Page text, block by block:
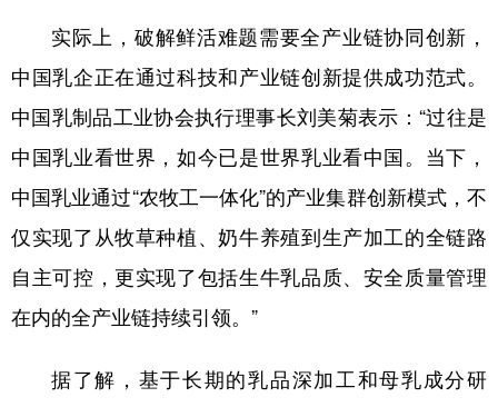
实际上，破解鲜活难题需要全产业链协同创新，
中国乳企正在通过科技和产业链创新提供成功范式。
中国乳制品工业协会执行理事长刘美菊表示：“过往是
中国乳业看世界，如今已是世界乳业看中国。当下，
中国乳业通过“农牧工一体化”的产业集群创新模式，不
仅实现了从牧草种植、奶牛养殖到生产加工的全链路
自主可控，更实现了包括生牛乳品质、安全质量管理
在内的全产业链持续引领。”
据了解，基于长期的乳品深加工和母乳成分研